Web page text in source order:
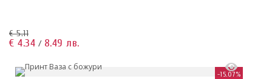
€ 5.11
€ 4.34 / 8.49 лв.
-15.07%